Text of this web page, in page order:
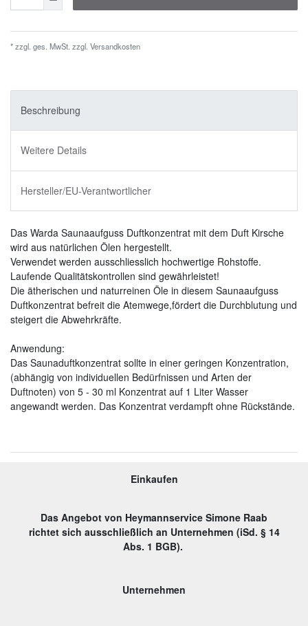
* zzgl. ges. MwSt. zzgl. Versandkosten
Beschreibung
Weitere Details
Hersteller/EU-Verantwortlicher
Das Warda Saunaaufguss Duftkonzentrat mit dem Duft Kirsche
wird aus natürlichen Ölen hergestellt.
Verwendet werden ausschliesslich hochwertige Rohstoffe.
Laufende Qualitätskontrollen sind gewährleistet!
Die ätherischen und naturreinen Öle in diesem Saunaaufguss
Duftkonzentrat befreit die Atemwege,fördert die Durchblutung und
steigert die Abwehrkräfte.
Anwendung:
Das Saunaduftkonzentrat sollte in einer geringen Konzentration,
(abhängig von individuellen Bedürfnissen und Arten der
Duftnoten) von 5 - 30 ml Konzentrat auf 1 Liter Wasser
angewandt werden. Das Konzentrat verdampft ohne Rückstände.
Einkaufen
Das Angebot von Heymannservice Simone Raab
richtet sich ausschließlich an Unternehmen (iSd. § 14
Abs. 1 BGB).
Unternehmen